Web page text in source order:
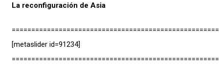
La reconfiguración de Asia
[metaslider id=91234]